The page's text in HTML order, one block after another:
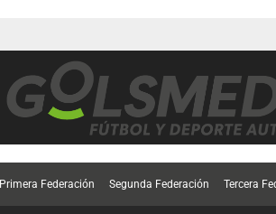
Primera Federación Segunda Federación Tercera